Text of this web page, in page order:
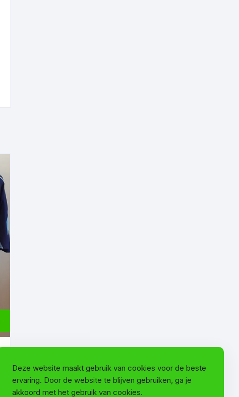
Deze website maakt gebruik van cookies voor de beste
ervaring. Door de website te blijven gebruiken, ga je
akkoord met het gebruik van cookies.